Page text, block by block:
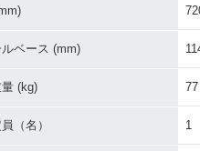
ベース (mm)
(kg) 77
（名） 1